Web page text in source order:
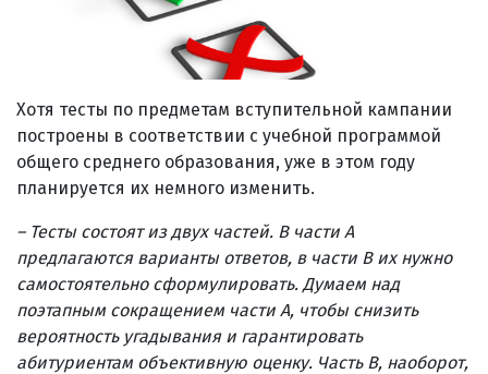
Хотя тесты по предметам вступительной кампании
построены в соответствии с учебной программой
общего среднего образования, уже в этом году
планируется их немного изменить.
– Тесты состоят из двух частей. В части А
предлагаются варианты ответов, в части В их нужно
самостоятельно сформулировать. Думаем над
поэтапным сокращением части А, чтобы снизить
вероятность угадывания и гарантировать
абитуриентам объективную оценку. Часть В, наоборот,